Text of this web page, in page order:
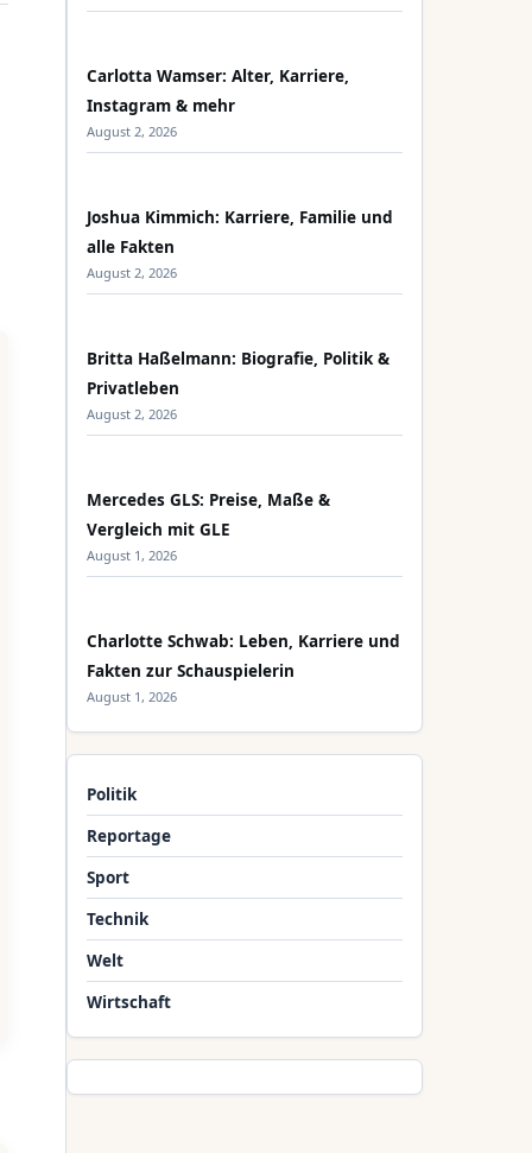
Carlotta Wamser: Alter, Karriere,
Instagram & mehr
August 2, 2026
Joshua Kimmich: Karriere, Familie und
alle Fakten
August 2, 2026
Britta Haßelmann: Biografie, Politik &
Privatleben
August 2, 2026
Mercedes GLS: Preise, Maße &
Vergleich mit GLE
August 1, 2026
Charlotte Schwab: Leben, Karriere und
Fakten zur Schauspielerin
August 1, 2026
Politik
Reportage
Sport
Technik
Welt
Wirtschaft